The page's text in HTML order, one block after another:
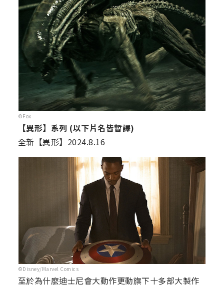
©Fox
【異形】系列 (以下片名皆暫譯)
全新【異形】2024.8.16
©Disney/Marvel Comics
至於為什麼迪士尼會大動作更動旗下十多部大製作